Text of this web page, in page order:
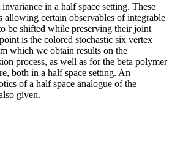
in a half space setting. These
allowing certain observables of integrable
be shifted while preserving their joint
is the colored stochastic six vertex
which we obtain results on the
process, as well as for the beta polymer
both in a half space setting. An
of a half space analogue of the
given.